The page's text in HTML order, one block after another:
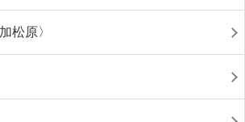
松原〉